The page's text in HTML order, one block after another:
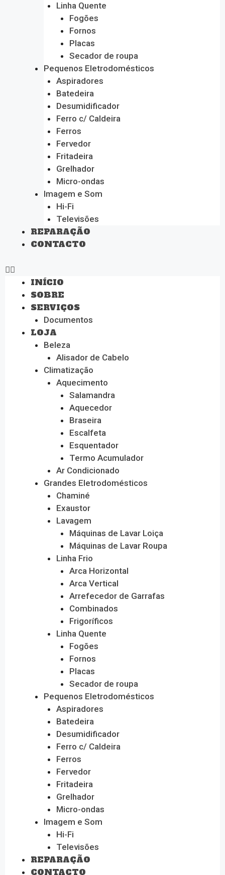
Linha Quente
Fogões
Fornos
Placas
Secador de roupa
Pequenos Eletrodomésticos
Aspiradores
Batedeira
Desumidificador
Ferro c/ Caldeira
Ferros
Fervedor
Fritadeira
Grelhador
Micro-ondas
Imagem e Som
Hi-Fi
Televisões
REPARAÇÃO
CONTACTO
INÍCIO
SOBRE
SERVIÇOS
Documentos
LOJA
Beleza
Alisador de Cabelo
Climatização
Aquecimento
Salamandra
Aquecedor
Braseira
Escalfeta
Esquentador
Termo Acumulador
Ar Condicionado
Grandes Eletrodomésticos
Chaminé
Exaustor
Lavagem
Máquinas de Lavar Loiça
Máquinas de Lavar Roupa
Linha Frio
Arca Horizontal
Arca Vertical
Arrefecedor de Garrafas
Combinados
Frigoríficos
Linha Quente
Fogões
Fornos
Placas
Secador de roupa
Pequenos Eletrodomésticos
Aspiradores
Batedeira
Desumidificador
Ferro c/ Caldeira
Ferros
Fervedor
Fritadeira
Grelhador
Micro-ondas
Imagem e Som
Hi-Fi
Televisões
REPARAÇÃO
CONTACTO